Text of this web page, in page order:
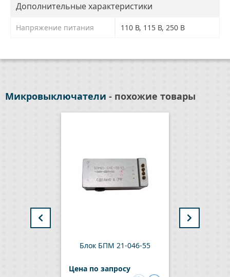
Дополнительные характеристики
Напряжение питания 110 В, 115 В, 250 В
Микровыключатели - похожие товары
Блок БПМ 21-046-55
Цена по запросу